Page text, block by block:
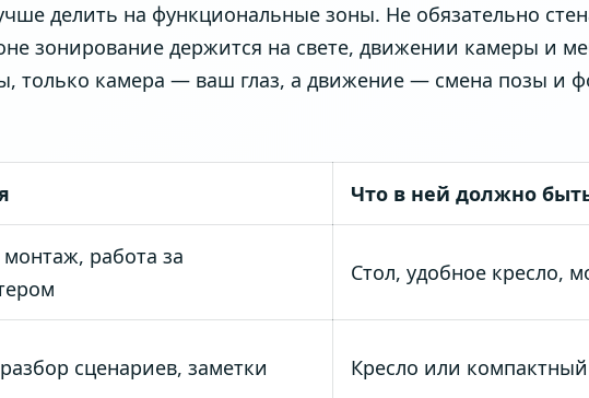
делить на функциональные зоны. Не обязательно
зонирование держится на свете, движении камеры и
только камера — ваш глаз, а движение — смена позы и
Что в ней должно
работа за
Стол, удобное кресло,
сценариев, заметки Кресло или